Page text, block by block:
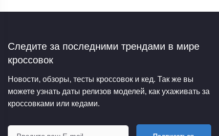
Следите за последними трендами в мире
кроссовок
Новости, обзоры, тесты кроссовок и кед. Так же вы
можете узнать даты релизов моделей, как ухаживать за
кроссовками или кедами.